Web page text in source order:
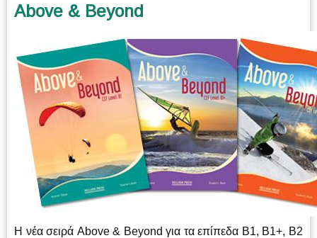
Above & Beyond
Η νέα σειρά Above & Beyond για τα επίπεδα Β1, Β1+, Β2